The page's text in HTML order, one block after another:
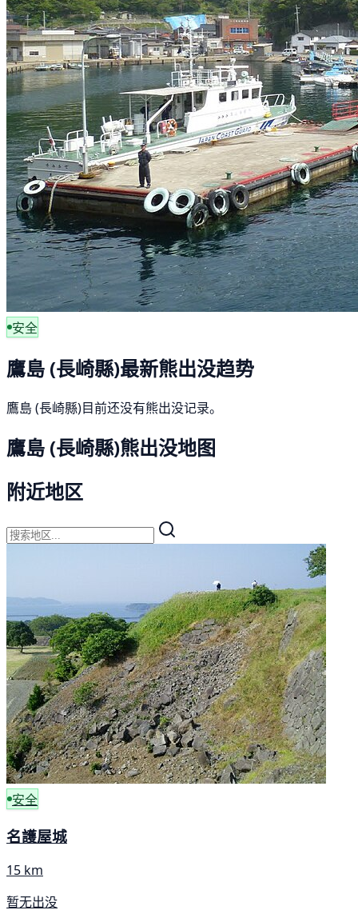
安全
鷹島 (長崎縣)最新熊出没趋势
鷹島 (長崎縣)目前还没有熊出没记录。
鷹島 (長崎縣)熊出没地图
附近地区
安全
名護屋城
15 km
暂无出没